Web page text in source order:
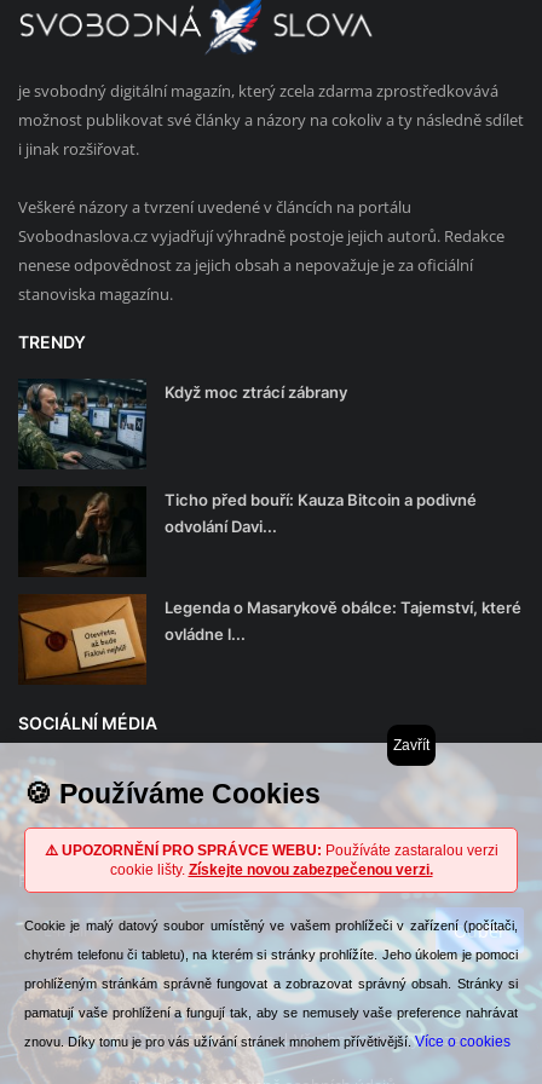
je svobodný digitální magazín, který zcela zdarma zprostředkovává
možnost publikovat své články a názory na cokoliv a ty následně sdílet
i jinak rozšiřovat.
Veškeré názory a tvrzení uvedené v článcích na portálu
Svobodnaslova.cz vyjadřují výhradně postoje jejich autorů. Redakce
nenese odpovědnost za jejich obsah a nepovažuje je za oficiální
stanoviska magazínu.
TRENDY
Když moc ztrácí zábrany
Ticho před bouří: Kauza Bitcoin a podivné
odvolání Davi...
Legenda o Masarykově obálce: Tajemství, které
ovládne l...
SOCIÁLNÍ MÉDIA
Přihlaste se k našemu zpravodaji
Odběr
© WONDER WEB spol. s r.o. | Všechna práva vyhrazena
Zavřít
🍪 Používáme Cookies
⚠️ UPOZORNĚNÍ PRO SPRÁVCE WEBU: Používáte zastaralou verzi
cookie lišty. Získejte novou zabezpečenou verzi.
Cookie je malý datový soubor umístěný ve vašem prohlížeči v zařízení (počítači,
chytrém telefonu či tabletu), na kterém si stránky prohlížíte. Jeho úkolem je pomoci
prohlíženým stránkám správně fungovat a zobrazovat správný obsah. Stránky si
pamatují vaše prohlížení a fungují tak, aby se nemusely vaše preference nahrávat
znovu. Díky tomu je pro vás užívání stránek mnohem přívětivější.Více o cookies